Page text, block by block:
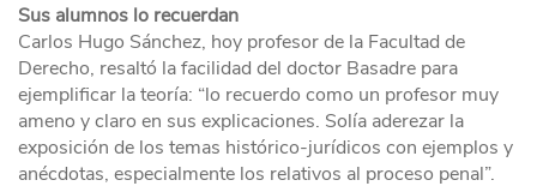
Sus alumnos lo recuerdan
Carlos Hugo Sánchez, hoy profesor de la Facultad de
Derecho, resaltó la facilidad del doctor Basadre para
ejemplificar la teoría: “lo recuerdo como un profesor muy
ameno y claro en sus explicaciones. Solía aderezar la
exposición de los temas histórico-jurídicos con ejemplos y
anécdotas, especialmente los relativos al proceso penal”.